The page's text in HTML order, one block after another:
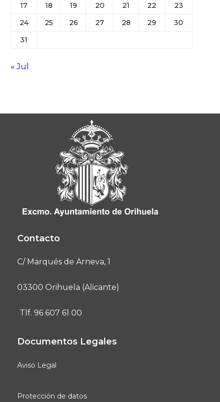
17
18 19 20 21 22
23
24
25 26 27 28 29
30
31
« Jul
Contacto
C/ Marqués de Arneva, 1
03300 Orihuela (Alicante)
Tlf. 96 607 61 00
Documentos Legales
Aviso Legal
Protección de datos